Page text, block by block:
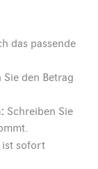
das passende
den Betrag
Schreiben Sie
ist sofort